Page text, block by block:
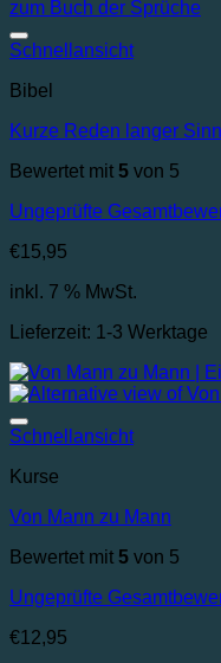
Schnellansicht
Bibel
Kurze Reden langer Sinn
Bewertet mit 5 von 5
Ungeprüfte
€15,95
inkl. 7 % MwSt.
Lieferzeit: 1-3 Werktage
Schnellansicht
Kurse
Von Mann zu Mann
Bewertet mit 5 von 5
Ungeprüfte
€12,95